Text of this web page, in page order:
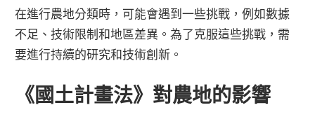
在進行農地分類時，可能會遇到一些挑戰，例如數據
不足、技術限制和地區差異。為了克服這些挑戰，需
要進行持續的研究和技術創新。
《國土計畫法》對農地的影響